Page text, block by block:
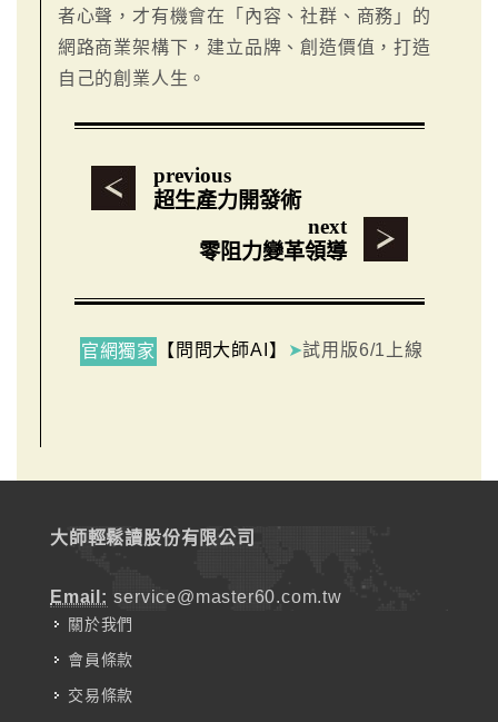
者心聲，才有機會在「內容、社群、商務」的
網路商業架構下，建立品牌、創造價值，打造
自己的創業人生。
previous
超生產力開發術
next
零阻力變革領導
官網獨家 【問問大師AI】 ➤試用版6/1上線
大師輕鬆讀股份有限公司
Email: service@master60.com.tw
關於我們
會員條款
交易條款